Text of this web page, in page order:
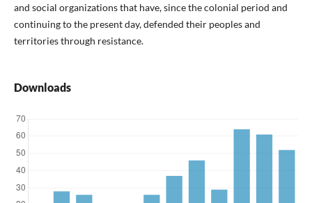
and social organizations that have, since the colonial period and
continuing to the present day, defended their peoples and
territories through resistance.
Downloads